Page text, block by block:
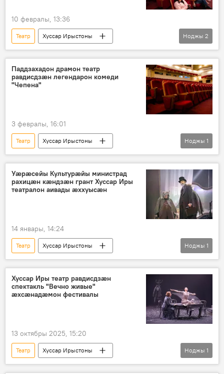
10 февралы, 13:36
Театр
Хуссар Ирыстоны
Ног хабӕрттӕ
Аивад Культурӕ
Ноджы 2
Паддзахадон драмон театр
равдисдзӕн легендарон комеди
"Чепена"
3 февралы, 16:01
Театр
Хуссар Ирыстоны
Ног хабӕрттӕ
Аивад
Ноджы 1
Уӕрӕсейы Культурӕйы министрад
рахицӕн кӕндзӕн грант Хуссар Иры
театралон аивады ӕххуысӕн
14 январы, 14:24
Театр
Хуссар Ирыстоны
Ног хабӕрттӕ
Аивад
Ноджы 1
Хуссар Иры театр равдисдзӕн
спектакль "Вечно живые"
ӕхсӕнадӕмон фестивалы
13 октябры 2025, 15:20
Театр
Хуссар Ирыстоны
Ног хабӕрттӕ
Аивад
Ноджы 1